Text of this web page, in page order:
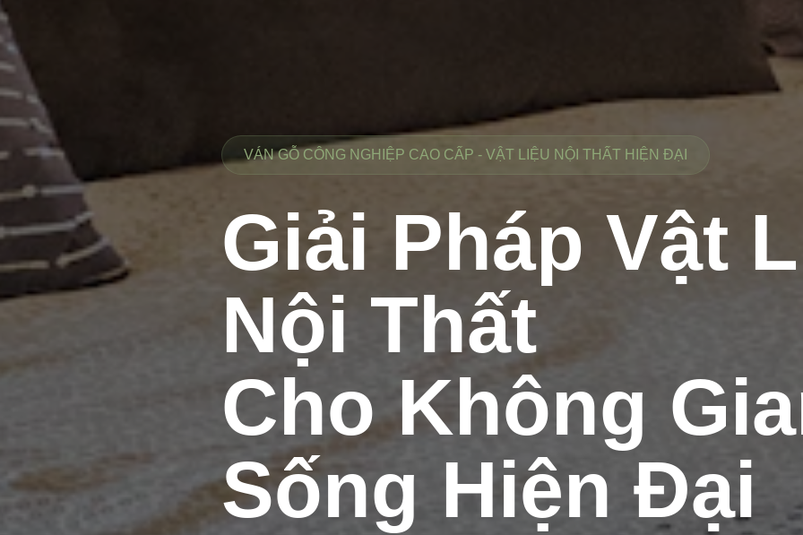
VÁN GỖ CÔNG NGHIỆP CAO CẤP - VẬT LIỆU NỘI THẤT HIỆN ĐẠI
Giải Pháp Vật
Nội Thất
Cho Không
Sống Hiện Đại